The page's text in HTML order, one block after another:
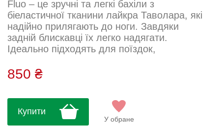
Fluo – це зручні та легкі бахіли з
біеластичної тканини лайкра Таволара, які
надійно прилягають до ноги. Завдяки
задній блискавці їх легко надягати.
Ідеально підходять для поїздок,
бризок.Тканина: лайкра Таволара Склад:
Прати вручну або в делікатному режимі
при температурі до 30 °C. Не
850 ₴
Купити
У обране